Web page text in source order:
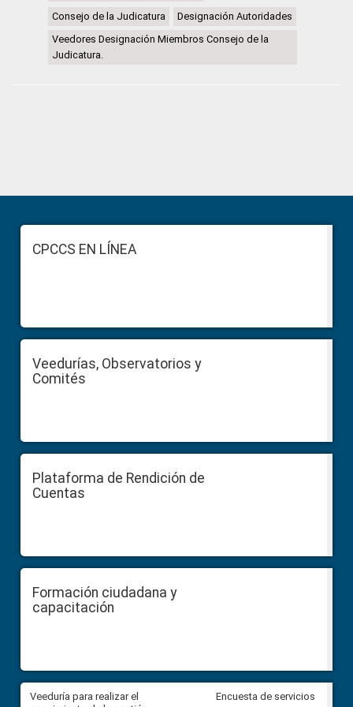
Consejo de la Judicatura
Designación Autoridades
Veedores Designación Miembros Consejo de la
Judicatura.
Sidebar
FooterCPCCS EN LÍNEA
Veedurías, Observatorios y
Comités
Plataforma de Rendición de
Cuentas
Formación ciudadana y
capacitación
Veeduría para realizar el
Veeduría para vigilar los
Encuesta de servicios